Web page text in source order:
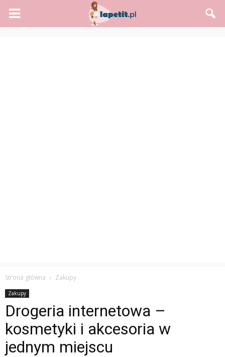
Strona główna Zakupy
Zakupy
Drogeria internetowa –
kosmetyki i akcesoria w
jednym miejscu